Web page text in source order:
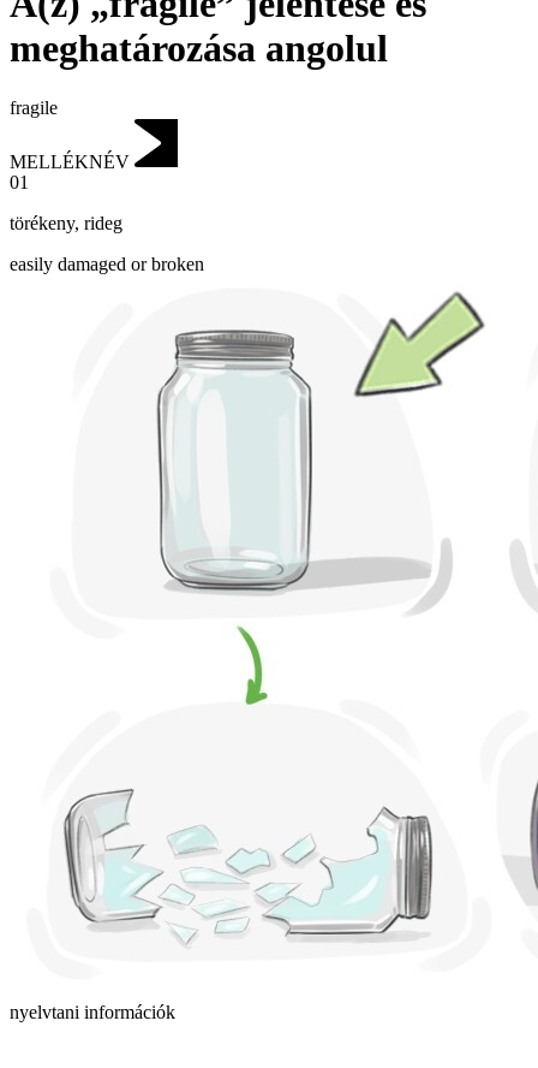
meghatározása angolul
fragile
MELLÉKNÉV
01
törékeny, rideg
easily damaged or broken
nyelvtani információk